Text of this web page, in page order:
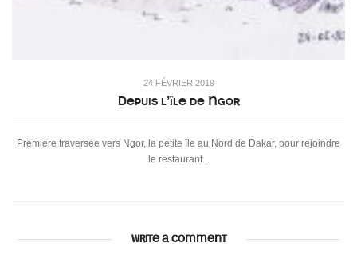
24 FÉVRIER 2019
Depuis l’île de Ngor
Première traversée vers Ngor, la petite île au Nord de Dakar, pour rejoindre
le restaurant...
WRITE A COMMENT